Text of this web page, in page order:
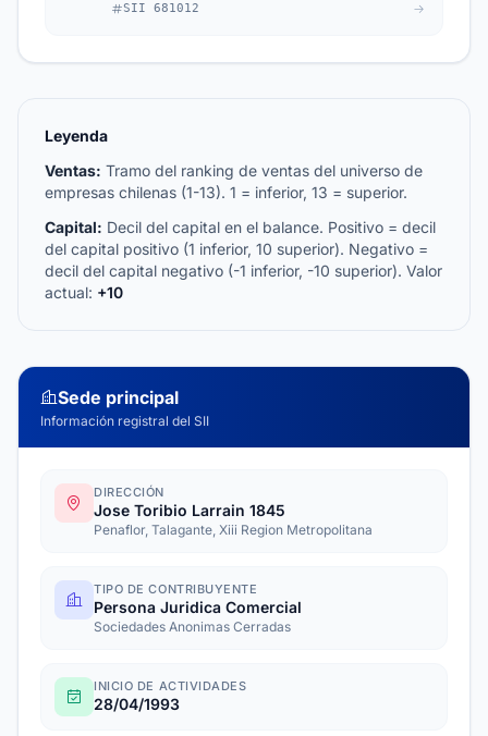
SII 681012
Leyenda
Ventas: Tramo del ranking de ventas del universo de
empresas chilenas (1-13). 1 = inferior, 13 = superior.
Capital: Decil del capital en el balance. Positivo = decil
del capital positivo (1 inferior, 10 superior). Negativo =
decil del capital negativo (-1 inferior, -10 superior). Valor
actual: +10
Sede principal
Información registral del SII
DIRECCIÓN
Jose Toribio Larrain 1845
Penaflor, Talagante, Xiii Region Metropolitana
TIPO DE CONTRIBUYENTE
Persona Juridica Comercial
Sociedades Anonimas Cerradas
INICIO DE ACTIVIDADES
28/04/1993